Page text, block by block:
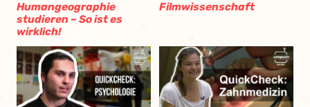
Humangeographie
studieren – So ist es
wirklich!
Filmwissenschaft